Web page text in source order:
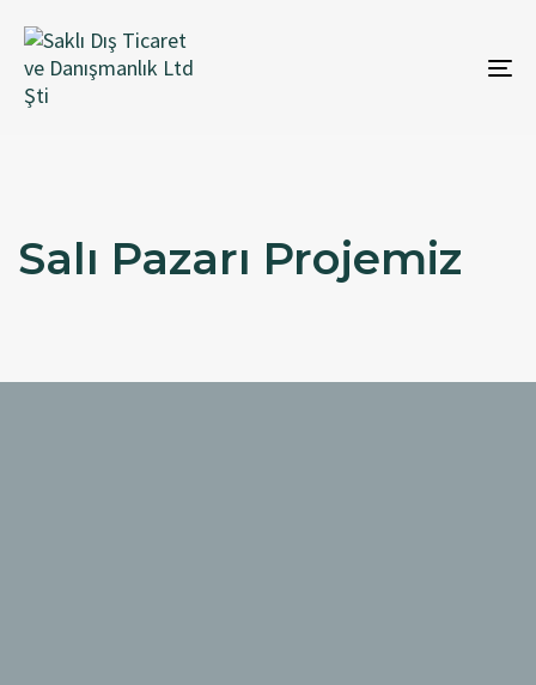
Salı Pazarı Projemiz